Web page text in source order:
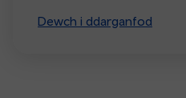
Dewch i ddarganfod